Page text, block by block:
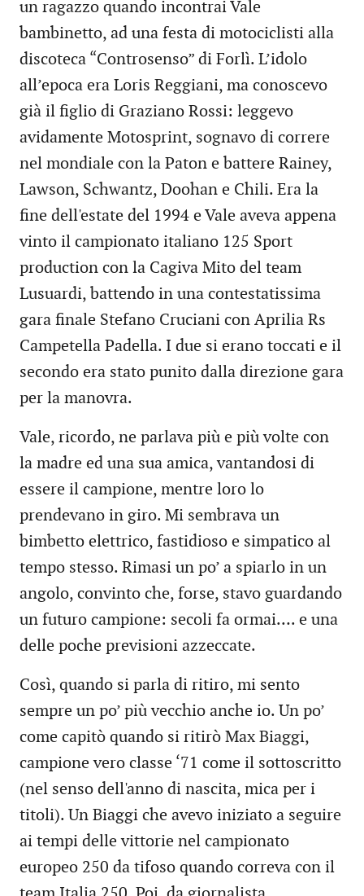
un ragazzo quando incontrai Vale
bambinetto, ad una festa di motociclisti alla
discoteca “Controsenso” di Forlì. L’idolo
all’epoca era Loris Reggiani, ma conoscevo
già il figlio di Graziano Rossi: leggevo
avidamente Motosprint, sognavo di correre
nel mondiale con la Paton e battere Rainey,
Lawson, Schwantz, Doohan e Chili. Era la
fine dell'estate del 1994 e Vale aveva appena
vinto il campionato italiano 125 Sport
production con la Cagiva Mito del team
Lusuardi, battendo in una contestatissima
gara finale Stefano Cruciani con Aprilia Rs
Campetella Padella. I due si erano toccati e il
secondo era stato punito dalla direzione gara
per la manovra.
Vale, ricordo, ne parlava più e più volte con
la madre ed una sua amica, vantandosi di
essere il campione, mentre loro lo
prendevano in giro. Mi sembrava un
bimbetto elettrico, fastidioso e simpatico al
tempo stesso. Rimasi un po’ a spiarlo in un
angolo, convinto che, forse, stavo guardando
un futuro campione: secoli fa ormai…. e una
delle poche previsioni azzeccate.
Così, quando si parla di ritiro, mi sento
sempre un po’ più vecchio anche io. Un po’
come capitò quando si ritirò Max Biaggi,
campione vero classe ‘71 come il sottoscritto
(nel senso dell'anno di nascita, mica per i
titoli). Un Biaggi che avevo iniziato a seguire
ai tempi delle vittorie nel campionato
europeo 250 da tifoso quando correva con il